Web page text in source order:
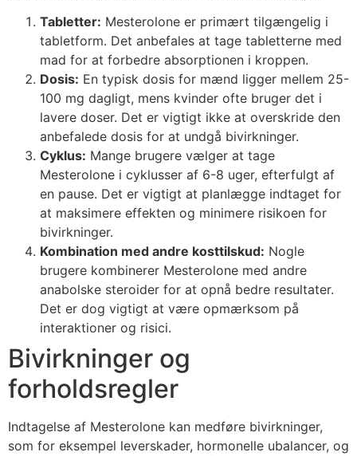
Tabletter: Mesterolone er primært tilgængelig i
tabletform. Det anbefales at tage tabletterne med
mad for at forbedre absorptionen i kroppen.
Dosis: En typisk dosis for mænd ligger mellem 25-
100 mg dagligt, mens kvinder ofte bruger det i
lavere doser. Det er vigtigt ikke at overskride den
anbefalede dosis for at undgå bivirkninger.
Cyklus: Mange brugere vælger at tage
Mesterolone i cyklusser af 6-8 uger, efterfulgt af
en pause. Det er vigtigt at planlægge indtaget for
at maksimere effekten og minimere risikoen for
bivirkninger.
Kombination med andre kosttilskud: Nogle
brugere kombinerer Mesterolone med andre
anabolske steroider for at opnå bedre resultater.
Det er dog vigtigt at være opmærksom på
interaktioner og risici.
Bivirkninger og
forholdsregler
Indtagelse af Mesterolone kan medføre bivirkninger,
som for eksempel leverskader, hormonelle ubalancer, og